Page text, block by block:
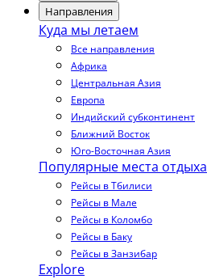
Направления
Куда мы летаем
Все направления
Африка
Центральная Азия
Европа
Индийский субконтинент
Ближний Восток
Юго-Восточная Азия
Популярные места отдыха
Рейсы в Тбилиси
Рейсы в Мале
Рейсы в Коломбо
Рейсы в Баку
Рейсы в Занзибар
Explore